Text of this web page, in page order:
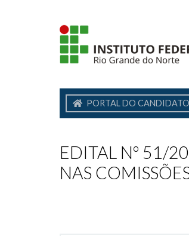
PORTAL DO CANDIDATO
EDITAL Nº 51/
NAS